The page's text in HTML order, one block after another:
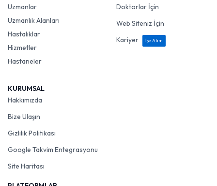
Uzmanlar
Uzmanlık Alanları
Hastalıklar
Hizmetler
Hastaneler
Doktorlar İçin
Web Siteniz İçin
Kariyer
İşe Alım
KURUMSAL
Hakkımızda
Bize Ulaşın
Gizlilik Politikası
Google Takvim Entegrasyonu
Site Haritası